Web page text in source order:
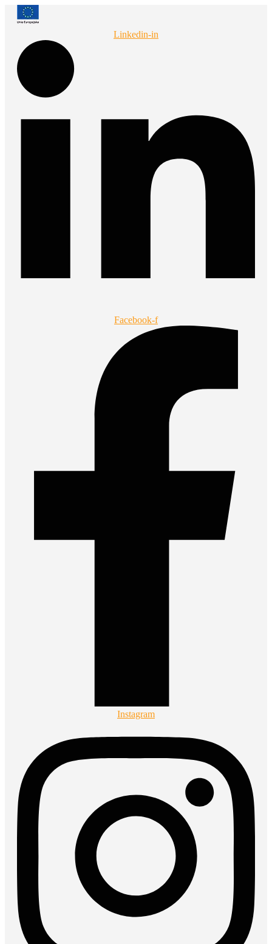
Przejdź
Linkedin-in
Facebook-f
Instagram